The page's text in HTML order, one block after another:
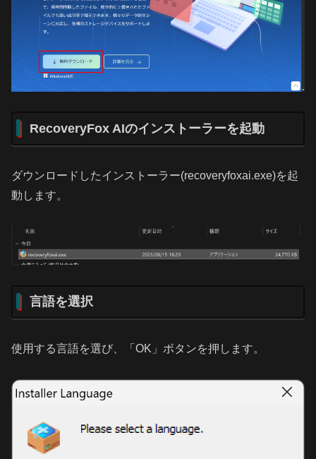
RecoveryFox AIのインストーラーを起動
ダウンロードしたインストーラー(recoveryfoxai.exe)を起
動します。
言語を選択
使用する言語を選び、「OK」ボタンを押します。